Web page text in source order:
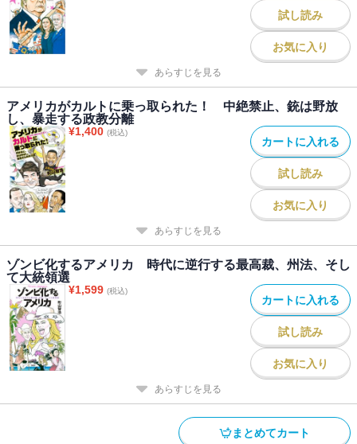
試し読み
お気に入り
あらすじを見る
アメリカがカルトに乗っ取られた！ 中絶禁止、銃は野放
し、暴走する政教分離
¥1,400 (税込)
カートに入れる
試し読み
お気に入り
あらすじを見る
ゾンビ化するアメリカ 時代に逆行する最高裁、州法、そし
て大統領選
¥1,599 (税込)
カートに入れる
試し読み
お気に入り
あらすじを見る
まとめてカート